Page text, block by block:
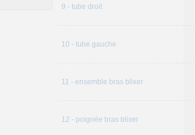
9 - tube droit
10 - tube gauche
11 - ensemble bras blixer
12 - poignée bras blixer